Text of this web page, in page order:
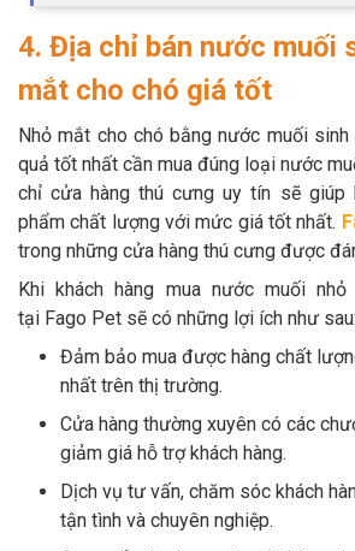
4. Địa chỉ bán nước muối
mắt cho chó giá tốt
Nhỏ mắt cho chó bằng nước muối
quả tốt nhất cần mua đúng loại nước
chỉ cửa hàng thú cưng uy tín sẽ giúp
phẩm chất lượng với mức giá tốt nhất.
trong những cửa hàng thú cưng được
Khi khách hàng mua nước muối
tại Fago Pet sẽ có những lợi ích như sau:
Đảm bảo mua được hàng chất
nhất trên thị trường.
Cửa hàng thường xuyên có các
giảm giá hỗ trợ khách hàng.
Dịch vụ tư vấn, chăm sóc khách
tận tình và chuyên nghiệp.